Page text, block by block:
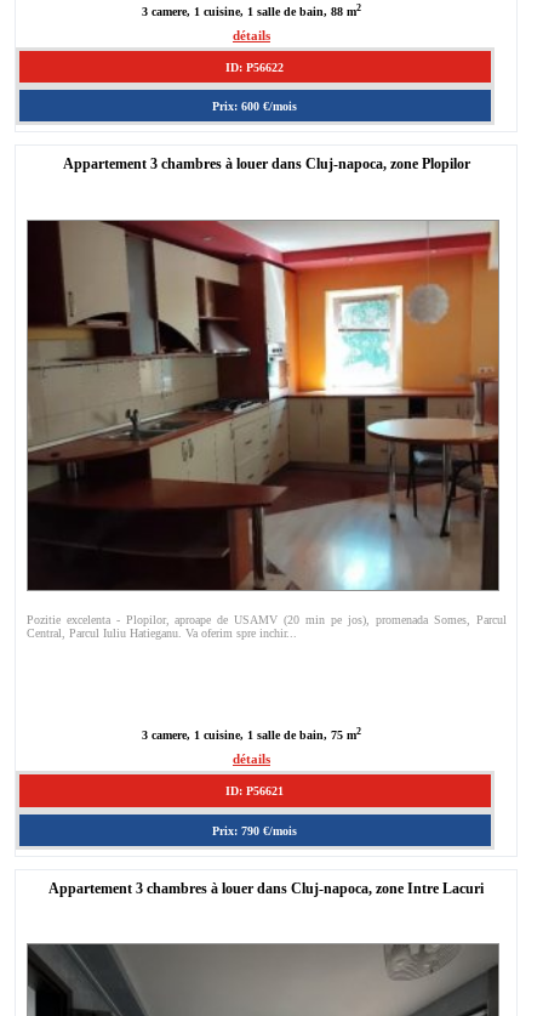
3 camere, 1 cuisine, 1 salle de bain, 88 m2
détails
ID: P56622
Prix: 600 €/mois
Appartement 3 chambres à louer dans Cluj-napoca, zone Plopilor
Pozitie excelenta - Plopilor, aproape de USAMV (20 min pe jos), promenada Somes, Parcul
Central, Parcul Iuliu Hatieganu. Va oferim spre inchir...
3 camere, 1 cuisine, 1 salle de bain, 75 m2
détails
ID: P56621
Prix: 790 €/mois
Appartement 3 chambres à louer dans Cluj-napoca, zone Intre Lacuri